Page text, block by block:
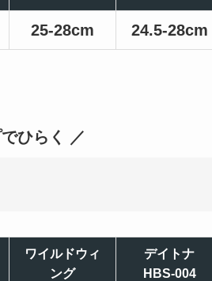
25-28cm 24.5-28cm
ひらく ／
ワイルドウィ
ング
デイトナ
HBS-004